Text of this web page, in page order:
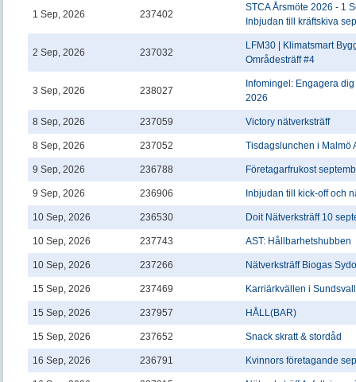
1 Sep, 2026 237402
STCA Årsmöte 2026 - 1
Inbjudan till kräftskiva
2 Sep, 2026 237032
LFM30 | Klimatsmart
Områdesträff #4
3 Sep, 2026 238027
Infomingel: Engagera
2026
8 Sep, 2026 237059 Victory nätverksträff
8 Sep, 2026 237052 Tisdagslunchen i Malmö
9 Sep, 2026 236788 Företagarfrukost
9 Sep, 2026 236906 Inbjudan till kick-off och
10 Sep, 2026 236530 Doit Nätverksträff 10
10 Sep, 2026 237743 AST: Hållbarhetshubben
10 Sep, 2026 237266 Nätverksträff Biogas
15 Sep, 2026 237469 Karriärkvällen i Sundsvall
15 Sep, 2026 237957 HÅLL(BAR)
15 Sep, 2026 237652 Snack skratt & stordåd
16 Sep, 2026 236791 Kvinnors företagande